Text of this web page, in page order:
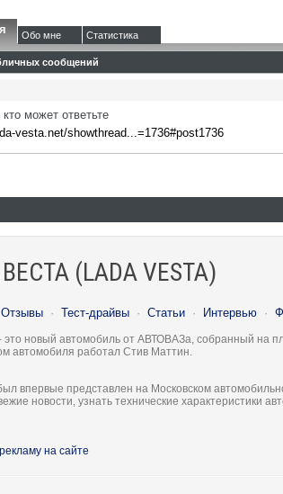
Обо мне Статистика
сообщений
может ответьте
vesta.net/showthread...=1736#post1736
(LADA VESTA)
Отзывы · Тест-драйвы · Статьи · Интервью ·
это новый автомобиль от АВТОВАЗа, собранный на
автомобиля работал Стив Маттин.
впервые представлен на Московском
новости, узнать технические
на сайте